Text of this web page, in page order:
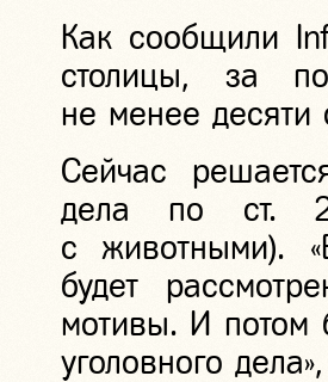
Как сообщили
столицы, за
не менее десяти
Сейчас
дела по ст.
с животными).
будет
мотивы. И потом
уголовного